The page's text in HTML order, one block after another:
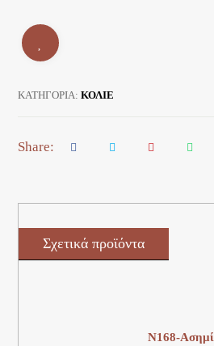
ΚΑΤΗΓΟΡΊΑ:ΚΟΛΙΕ
Σχετικά προϊόντα
N168-Ασημί